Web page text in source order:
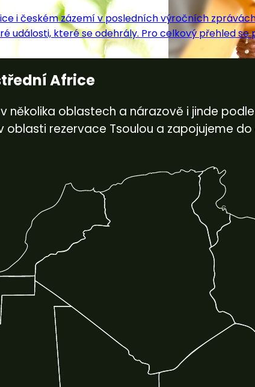
i českém zázemí v posledních výročních
události, které se odehrály. Pro celkový přehled se
Africe
několika oblastech a nárazově i jinde
oblasti rezervace Tsoulou a zapojujeme